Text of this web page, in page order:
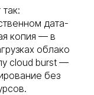
дата-
копия — в
облако
cloud burst —
без